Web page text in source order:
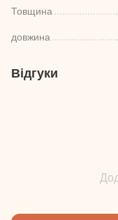
Товщина
довжина
Відгуки